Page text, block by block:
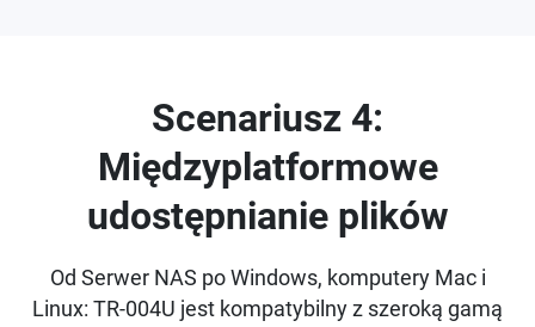
Scenariusz 4:
Międzyplatformowe
udostępnianie plików
Od Serwer NAS po Windows, komputery Mac i
Linux: TR-004U jest kompatybilny z szeroką gamą